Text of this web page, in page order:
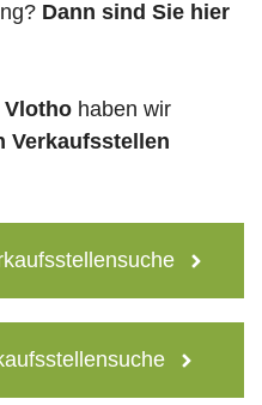
Dann sind Sie hier
Vlotho haben wir
Verkaufsstellen